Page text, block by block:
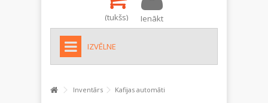
(tukšs) Ienākt
IZVĒLNE
Inventārs Kafijas automāti